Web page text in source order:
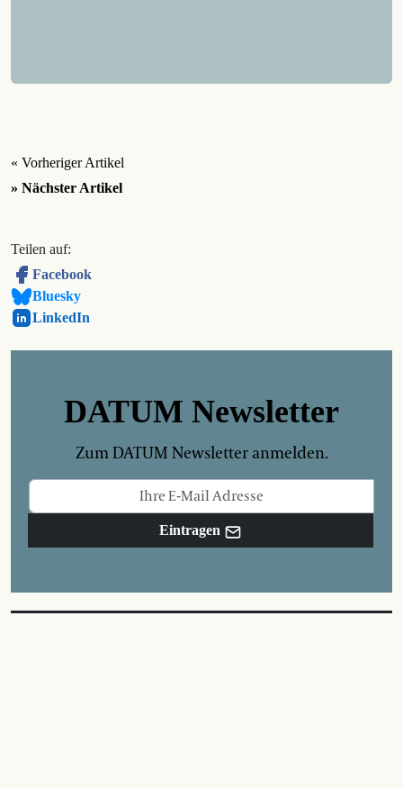
« Vorheriger Artikel
» Nächster Artikel
Teilen auf:
Facebook
Bluesky
LinkedIn
DATUM Newsletter
Zum DATUM Newsletter anmelden.
Eintragen